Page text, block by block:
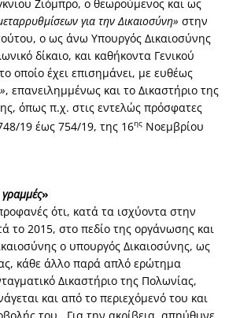
Ζιόμπρο, ο θεωρούμενος και ως
για την Δικαιοσύνη» στην
ο ως άνω Υπουργός Δικαιοσύνης
δίκαιο, και καθήκοντα Γενικού
οποίο έχει επισημάνει, με ευθέως
, επανειλημμένως και το Δικαστήριο της
όπως π.χ. στις εντελώς πρόσφατες
19 έως 754/19, της 16ης Νοεμβρίου
»
ότι, κατά τα ισχύοντα στην
το 2015, στο πεδίο της οργάνωσης και
ο υπουργός Δικαιοσύνης, ως
κάθε άλλο παρά απλό ερώτημα
Δικαστήριο της Πολωνίας,
και από το περιεχόμενό του και